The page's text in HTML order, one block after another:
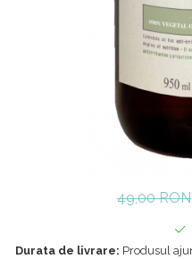
49,00 RON
Durata de livrare: Produsul